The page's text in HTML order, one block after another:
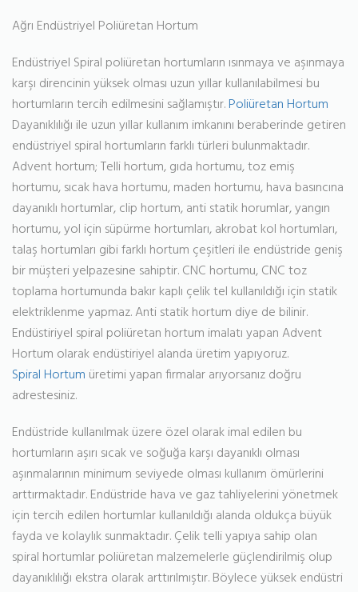
Ağrı Endüstriyel Poliüretan Hortum
Endüstriyel Spiral poliüretan hortumların ısınmaya ve aşınmaya
karşı direncinin yüksek olması uzun yıllar kullanılabilmesi bu
hortumların tercih edilmesini sağlamıştır.Poliüretan Hortum
Dayanıklılığı ile uzun yıllar kullanım imkanını beraberinde getiren
endüstriyel spiral hortumların farklı türleri bulunmaktadır.
Advent hortum; Telli hortum, gıda hortumu, toz emiş
hortumu, sıcak hava hortumu, maden hortumu, hava basıncına
dayanıklı hortumlar, clip hortum, anti statik horumlar, yangın
hortumu, yol için süpürme hortumları, akrobat kol hortumları,
talaş hortumları gibi farklı hortum çeşitleri ile endüstride geniş
bir müşteri yelpazesine sahiptir. CNC hortumu, CNC toz
toplama hortumunda bakır kaplı çelik tel kullanıldığı için statik
elektriklenme yapmaz. Anti statik hortum diye de bilinir.
Endüstiriyel spiral poliüretan hortum imalatı yapan Advent
Hortum olarak endüstiriyel alanda üretim yapıyoruz.
Spiral Hortum üretimi yapan firmalar arıyorsanız doğru
adrestesiniz.
Endüstride kullanılmak üzere özel olarak imal edilen bu
hortumların aşırı sıcak ve soğuğa karşı dayanıklı olması
aşınmalarının minimum seviyede olması kullanım ömürlerini
arttırmaktadır. Endüstride hava ve gaz tahliyelerini yönetmek
için tercih edilen hortumlar kullanıldığı alanda oldukça büyük
fayda ve kolaylık sunmaktadır. Çelik telli yapıya sahip olan
spiral hortumlar poliüretan malzemelerle güçlendirilmiş olup
dayanıklılığı ekstra olarak arttırılmıştır. Böylece yüksek endüstri